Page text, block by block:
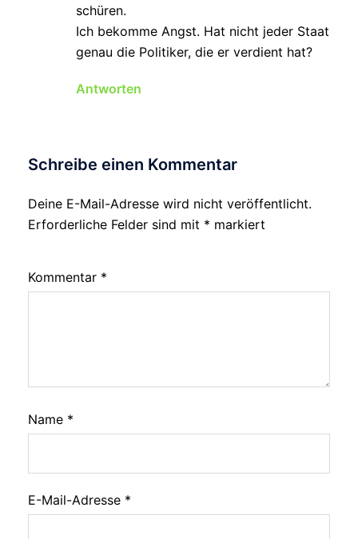
schüren.
Ich bekomme Angst. Hat nicht jeder Staat
genau die Politiker, die er verdient hat?
Antworten
Schreibe einen Kommentar
Deine E-Mail-Adresse wird nicht veröffentlicht.
Erforderliche Felder sind mit * markiert
Kommentar *
Name *
E-Mail-Adresse *